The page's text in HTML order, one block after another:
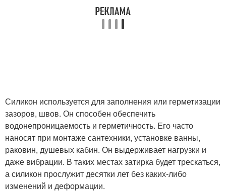
Силикон используется для заполнения или герметизации
зазоров, швов. Он способен обеспечить
водонепроницаемость и герметичность. Его часто
наносят при монтаже сантехники, установке ванны,
раковин, душевых кабин. Он выдерживает нагрузки и
даже вибрации. В таких местах затирка будет трескаться,
а силикон прослужит десятки лет без каких-либо
изменений и деформации.